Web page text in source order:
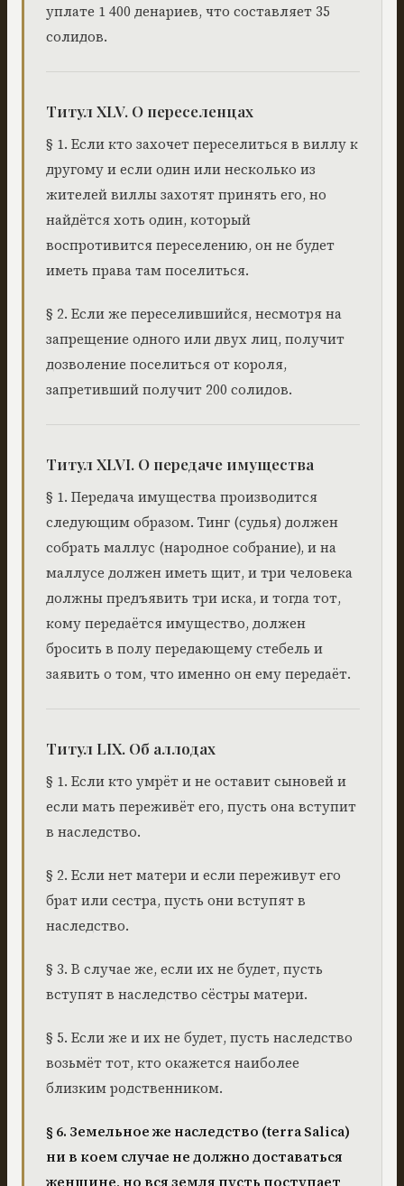
уплате 1 400 денариев, что составляет 35
солидов.
Титул XLV. О переселенцах
§ 1. Если кто захочет переселиться в виллу к
другому и если один или несколько из
жителей виллы захотят принять его, но
найдётся хоть один, который
воспротивится переселению, он не будет
иметь права там поселиться.
§ 2. Если же переселившийся, несмотря на
запрещение одного или двух лиц, получит
дозволение поселиться от короля,
запретивший получит 200 солидов.
Титул XLVI. О передаче имущества
§ 1. Передача имущества производится
следующим образом. Тинг (судья) должен
собрать маллус (народное собрание), и на
маллусе должен иметь щит, и три человека
должны предъявить три иска, и тогда тот,
кому передаётся имущество, должен
бросить в полу передающему стебель и
заявить о том, что именно он ему передаёт.
Титул LIX. Об аллодах
§ 1. Если кто умрёт и не оставит сыновей и
если мать переживёт его, пусть она вступит
в наследство.
§ 2. Если нет матери и если переживут его
брат или сестра, пусть они вступят в
наследство.
§ 3. В случае же, если их не будет, пусть
вступят в наследство сёстры матери.
§ 5. Если же и их не будет, пусть наследство
возьмёт тот, кто окажется наиболее
близким родственником.
§ 6. Земельное же наследство (terra Salica)
ни в коем случае не должно доставаться
женщине, но вся земля пусть поступает